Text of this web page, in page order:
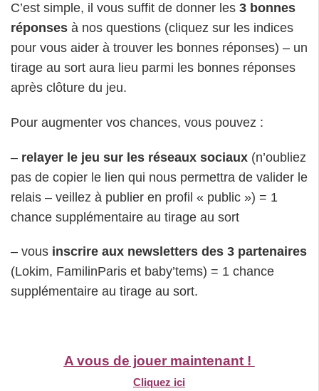
C’est simple, il vous suffit de donner les 3 bonnes
réponses à nos questions (cliquez sur les indices
pour vous aider à trouver les bonnes réponses) – un
tirage au sort aura lieu parmi les bonnes réponses
après clôture du jeu.
Pour augmenter vos chances, vous pouvez :
– relayer le jeu sur les réseaux sociaux (n’oubliez
pas de copier le lien qui nous permettra de valider le
relais – veillez à publier en profil « public ») = 1
chance supplémentaire au tirage au sort
– vous inscrire aux newsletters des 3 partenaires
(Lokim, FamilinParis et baby’tems) = 1 chance
supplémentaire au tirage au sort.
A vous de jouer maintenant !
Cliquez ici